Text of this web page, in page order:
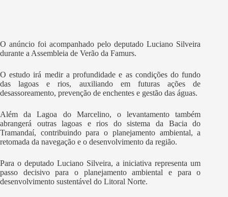
O anúncio foi acompanhado pelo deputado Luciano Silveira
durante a Assembleia de Verão da Famurs.
O estudo irá medir a profundidade e as condições do fundo
das lagoas e rios, auxiliando em futuras ações de
desassoreamento, prevenção de enchentes e gestão das águas.
Além da Lagoa do Marcelino, o levantamento também
abrangerá outras lagoas e rios do sistema da Bacia do
Tramandaí, contribuindo para o planejamento ambiental, a
retomada da navegação e o desenvolvimento da região.
Para o deputado Luciano Silveira, a iniciativa representa um
passo decisivo para o planejamento ambiental e para o
desenvolvimento sustentável do Litoral Norte.